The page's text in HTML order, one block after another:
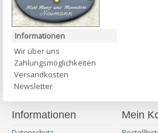
Informationen
Wir über uns
Zahlungsmöglichkeiten
Versandkosten
Newsletter
Informationen Mein